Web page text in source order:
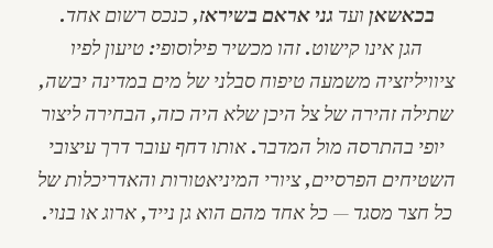
בכאשאן ועד גני אראם בשיראז, כנכס רשום אחד.
הגן אינו קישוט. זהו מכשיר פילוסופי: טיעון לפיו
ציוויליזציה משמעה טיפוח סבלני של מים במדינה יבשה,
שתילה זהירה של צל היכן שלא היה כזה, הבחירה ליצור
יופי בהתרסה מול המדבר. אותו דחף עובר דרך עיצובי
השטיחים הפרסיים, ציורי המיניאטורות והאדריכלות של
כל חצר מסגד — כל אחד מהם הוא גן נייד, ארוג או בנוי.